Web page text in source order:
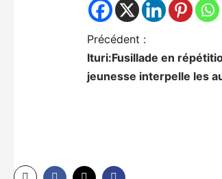
N
a
a
Précédent :
Ituri:Fusillade en
jeunesse interpelle les